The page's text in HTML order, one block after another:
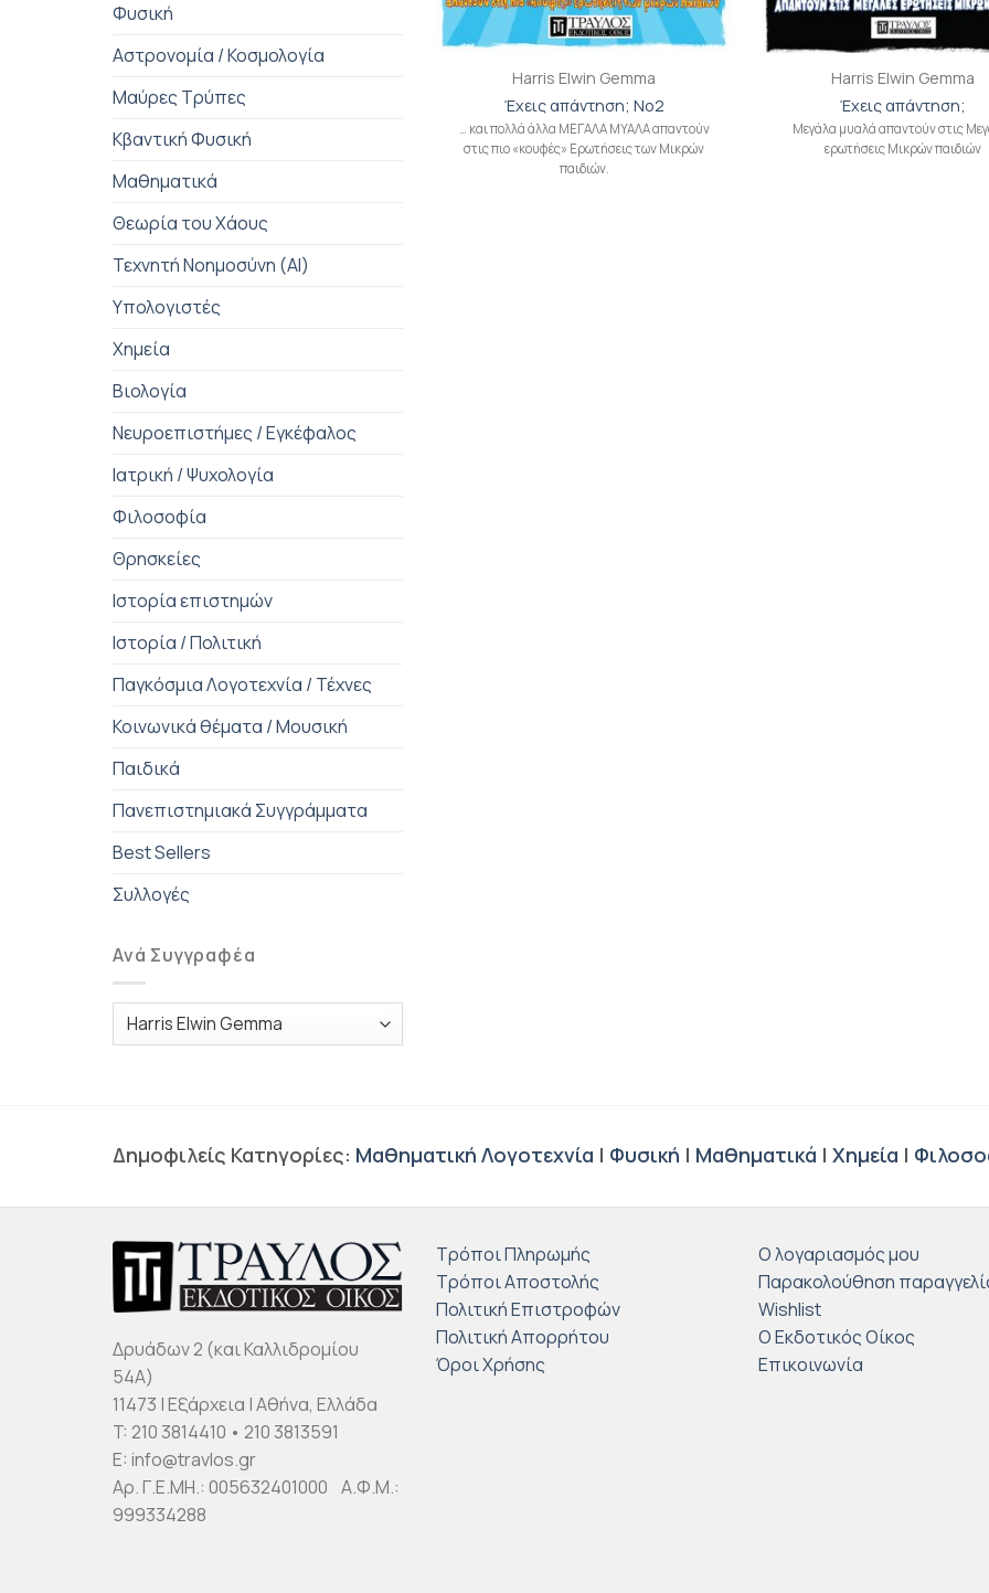
Φυσική
Αστρονομία / Κοσμολογία
Μαύρες Τρύπες
Κβαντική Φυσική
Μαθηματικά
Θεωρία του Χάους
Τεχνητή Νοημοσύνη (AI)
Υπολογιστές
Χημεία
Βιολογία
Νευροεπιστήμες / Εγκέφαλος
Ιατρική / Ψυχολογία
Φιλοσοφία
Θρησκείες
Ιστορία επιστημών
Ιστορία / Πολιτική
Παγκόσμια Λογοτεχνία / Τέχνες
Κοινωνικά θέματα / Μουσική
Παιδικά
Πανεπιστημιακά Συγγράμματα
Best Sellers
Συλλογές
Ανά Συγγραφέα
Harris Elwin Gemma
Έχεις απάντηση; No2
… και πολλά άλλα ΜΕΓΑΛΑ ΜΥΑΛΑ απαντούν
στις πιο «κουφές» Ερωτήσεις των Μικρών
παιδιών.
Harris Elwin Gemma
Έχεις απάντηση;
Μεγάλα μυαλά απαντούν στις
ερωτήσεις Μικρών παιδιών
Δημοφιλείς Κατηγορίες: Μαθηματική Λογοτεχνία | Φυσική | Μαθηματικά | Χημεία |
Δρυάδων 2 (και Καλλιδρομίου
54Α)
11473 | Εξάρχεια | Αθήνα, Ελλάδα
T: 210 3814410 • 210 3813591
E: info@travlos.gr
Αρ. Γ.Ε.ΜΗ.: 005632401000 Α.Φ.Μ.:
999334288
Τρόποι Πληρωμής
Τρόποι Αποστολής
Πολιτική Επιστροφών
Πολιτική Απορρήτου
Όροι Χρήσης
Ο λογαριασμός μου
Παρακολούθηση
Wishlist
Ο Εκδοτικός Οίκος
Επικοινωνία